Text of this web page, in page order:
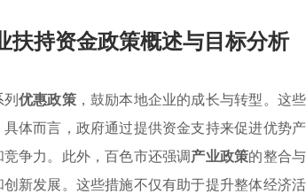
扶持资金政策概述与目标分析
列优惠政策，鼓励本地企业的成长与转型。这
具体而言，政府通过提供资金支持来促进优势
争力。此外，百色市还强调产业政策的整合
新发展。这些措施不仅有助于提升整体经济